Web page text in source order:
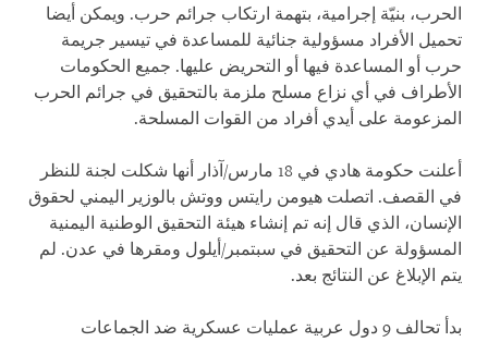
الحرب، بنيّة إجرامية، بتهمة ارتكاب جرائم حرب. ويمكن أيضا
تحميل الأفراد مسؤولية جنائية للمساعدة في تيسير جريمة
حرب أو المساعدة فيها أو التحريض عليها. جميع الحكومات
الأطراف في أي نزاع مسلح ملزمة بالتحقيق في جرائم الحرب
المزعومة على أيدي أفراد من القوات المسلحة.
أعلنت حكومة هادي في 18 مارس/آذار أنها شكلت لجنة للنظر
في القصف. اتصلت هيومن رايتس ووتش بالوزير اليمني لحقوق
الإنسان، الذي قال إنه تم إنشاء هيئة التحقيق الوطنية اليمنية
المسؤولة عن التحقيق في سبتمبر/أيلول ومقرها في عدن. لم
يتم الإبلاغ عن النتائج بعد.
بدأ تحالف 9 دول عربية عمليات عسكرية ضد الجماعات